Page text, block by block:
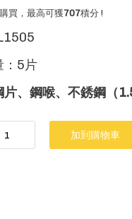
買，最高可獲707積分 !
：5片
片、鋼喉、不銹鋼（
加到購物車